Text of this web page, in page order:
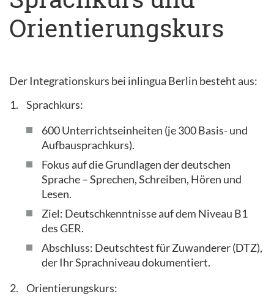
Orientierungskurs
Der Integrationskurs bei inlingua Berlin besteht aus:
Sprachkurs:
600 Unterrichtseinheiten (je 300 Basis- und
Aufbausprachkurs).
Fokus auf die Grundlagen der deutschen
Sprache – Sprechen, Schreiben, Hören und
Lesen.
Ziel: Deutschkenntnisse auf dem Niveau B1
des GER.
Abschluss: Deutschtest für Zuwanderer (DTZ),
der Ihr Sprachniveau dokumentiert.
Orientierungskurs: